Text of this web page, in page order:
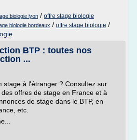
biologie lyon / offre stage biologie
biologie bordeaux / offre stage biologie /
BTP : toutes nos
...
stage à l'étranger ? Consultez sur
offres de stage en France et à
de stage dans le BTP, en
etc.